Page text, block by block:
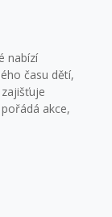
nabízí
času dětí,
akce,